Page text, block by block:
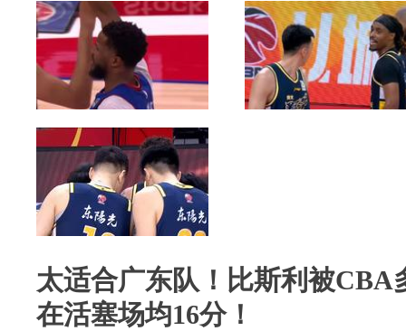
太适合广东队！比斯利被CBA
在活塞场均16分！